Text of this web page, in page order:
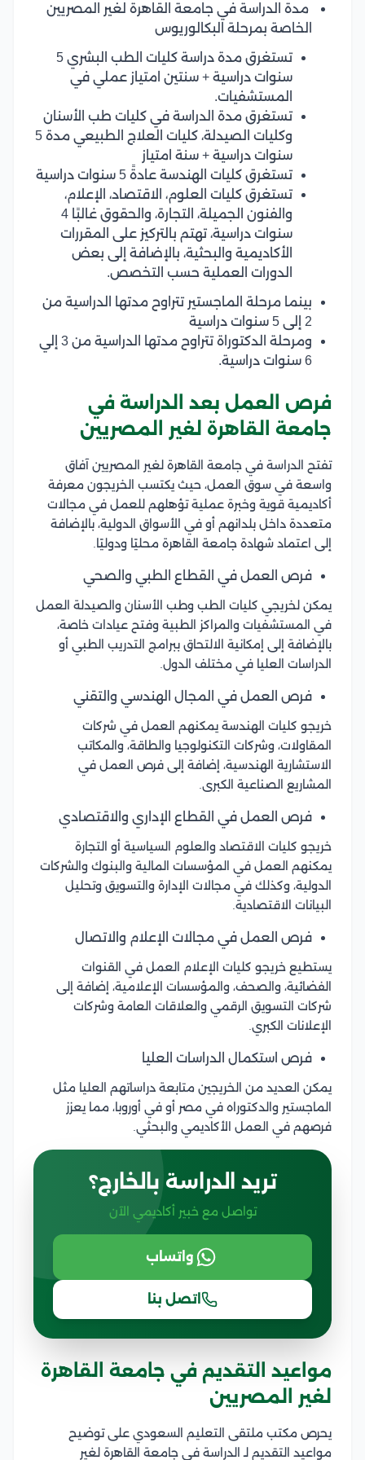
مدة الدراسة في جامعة القاهرة لغير المصريين
الخاصة بمرحلة البكالوريوس
تستغرق مدة دراسة كليات الطب البشري 5
سنوات دراسية + سنتين امتياز عملي في
المستشفيات.
تستغرق مدة الدراسة في كليات طب الأسنان
وكليات الصيدلة، كليات العلاج الطبيعي مدة 5
سنوات دراسية + سنة امتياز
تستغرق كليات الهندسة عادةً 5 سنوات دراسية
تستغرق كليات العلوم، الاقتصاد، الإعلام،
والفنون الجميلة، التجارة، والحقوق غالبًا 4
سنوات دراسية، تهتم بالتركيز على المقررات
الأكاديمية والبحثية، بالإضافة إلى بعض
الدورات العملية حسب التخصص.
بينما مرحلة الماجستير تتراوح مدتها الدراسية من
2 إلى 5 سنوات دراسية
ومرحلة الدكتوراة تتراوح مدتها الدراسية من 3 إلي
6 سنوات دراسية.
فرص العمل بعد الدراسة في
جامعة القاهرة لغير المصريين
تفتح الدراسة في جامعة القاهرة لغير المصريين آفاق
واسعة في سوق العمل، حيث يكتسب الخريجون معرفة
أكاديمية قوية وخبرة عملية تؤهلهم للعمل في مجالات
متعددة داخل بلدانهم أو في الأسواق الدولية، بالإضافة
إلى اعتماد شهادة جامعة القاهرة محليًا ودوليًا.
فرص العمل في القطاع الطبي والصحي
يمكن لخريجي كليات الطب وطب الأسنان والصيدلة العمل
في المستشفيات والمراكز الطبية وفتح عيادات خاصة،
بالإضافة إلى إمكانية الالتحاق ببرامج التدريب الطبي أو
الدراسات العليا في مختلف الدول.
فرص العمل في المجال الهندسي والتقني
خريجو كليات الهندسة يمكنهم العمل في شركات
المقاولات، وشركات التكنولوجيا والطاقة، والمكاتب
الاستشارية الهندسية، إضافة إلى فرص العمل في
المشاريع الصناعية الكبرى.
فرص العمل في القطاع الإداري والاقتصادي
خريجو كليات الاقتصاد والعلوم السياسية أو التجارة
يمكنهم العمل في المؤسسات المالية والبنوك والشركات
الدولية، وكذلك في مجالات الإدارة والتسويق وتحليل
البيانات الاقتصادية.
فرص العمل في مجالات الإعلام والاتصال
يستطيع خريجو كليات الإعلام العمل في القنوات
الفضائية، والصحف، والمؤسسات الإعلامية، إضافة إلى
شركات التسويق الرقمي والعلاقات العامة وشركات
الإعلانات الكبري.
فرص استكمال الدراسات العليا
يمكن العديد من الخريجين متابعة دراساتهم العليا مثل
الماجستير والدكتوراه في مصر أو في أوروبا، مما يعزز
فرصهم في العمل الأكاديمي والبحثي.
تريد الدراسة بالخارج؟
تواصل مع خبير أكاديمي الآن
واتساب
اتصل بنا
مواعيد التقديم في جامعة القاهرة
لغير المصريين
يحرص مكتب ملتقى التعليم السعودي على توضيح
مواعيد التقديم لـ الدراسة في جامعة القاهرة لغير